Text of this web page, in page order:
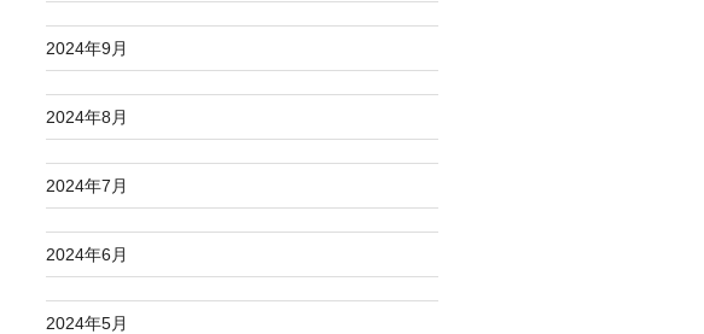
2024年9月
2024年8月
2024年7月
2024年6月
2024年5月